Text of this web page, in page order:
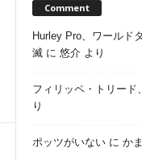
Comment
Hurley Pro、ワールド
滅に 悠介より
フィリッペ・トリード
り
ポッツがいないに か